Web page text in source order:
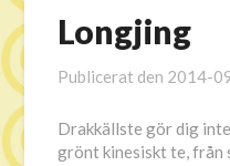
Longjing
Publicerat den 2014-
Drakkällste gör dig
grönt kinesiskt te, från